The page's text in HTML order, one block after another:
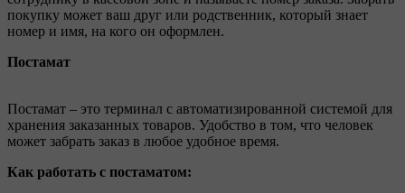
покупку может ваш друг или родственник, который знает
номер и имя, на кого он оформлен.
Постамат
Постамат – это терминал с автоматизированной системой для
хранения заказанных товаров. Удобство в том, что человек
может забрать заказ в любое удобное время.
Как работать с постаматом: